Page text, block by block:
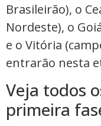
Brasileirão), o
Nordeste), o
e o Vitória
entrarão nesta
Veja todos
primeira